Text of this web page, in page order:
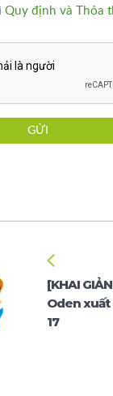
Quy định và Thỏa
GỬI
[KHAI
Oden xuất
17